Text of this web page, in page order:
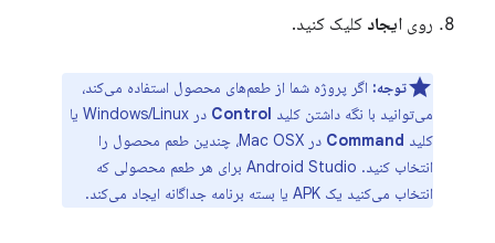
روی ایجاد کلیک کنید.
توجه: اگر پروژه شما از طعم‌های محصول استفاده می‌کند،
می‌توانید با نگه داشتن کلید Control
در Windows/Linux یا
کلید Command
در Mac OSX، چندین طعم محصول را
انتخاب کنید. Android Studio برای هر طعم محصولی که
انتخاب می‌کنید یک APK یا بسته برنامه جداگانه ایجاد می‌کند.